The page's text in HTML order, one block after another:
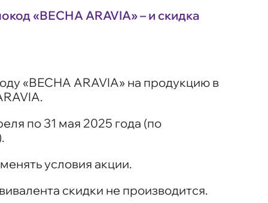
«ВЕСНА ARAVIA» – и скидка
«ВЕСНА ARAVIA» на продукцию в
по 31 мая 2025 года (по
условия акции.
скидки не производится.